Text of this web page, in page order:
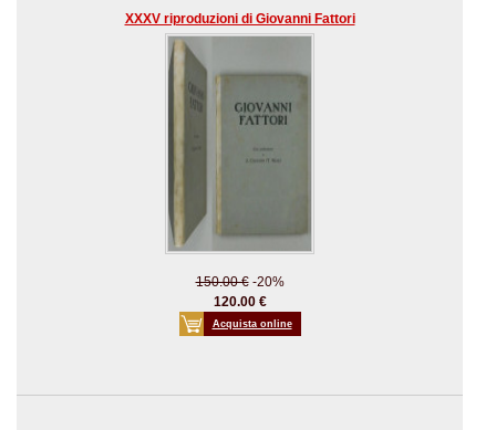
XXXV riproduzioni di Giovanni Fattori
150.00 €-20%
120.00 €
Acquista online